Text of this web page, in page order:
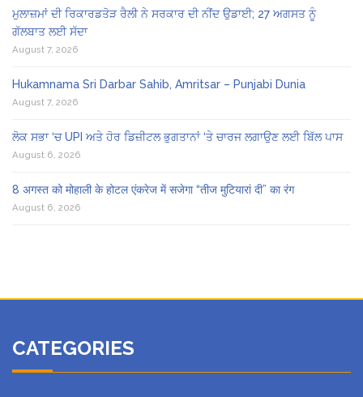
ਮੁਲਾਜ਼ਮਾਂ ਦੀ ਰਿਕਾਰਡਤੋੜ ਰੈਲੀ ਨੇ ਸਰਕਾਰ ਦੀ ਨੀਂਦ ਉਡਾਈ; 27 ਅਗਸਤ ਨੂੰ
ਗੱਲਬਾਤ ਲਈ ਸੱਦਾ
August 7, 2026
Hukamnama Sri Darbar Sahib, Amritsar – Punjabi Dunia
August 7, 2026
ਲੋਕ ਸਭਾ ‘ਚ UPI ਅਤੇ ਹੋਰ ਡਿਜ਼ੀਟਲ ਭੁਗਤਾਨਾਂ ‘ਤੇ ਚਾਰਜ ਲਗਾਉਣ ਲਈ ਬਿੱਲ ਪਾਸ
August 6, 2026
8 अगस्त को मोहाली के होटल एंकरेज में सजेगा “तीज मुटियारां दी” का रंग
August 6, 2026
CATEGORIES